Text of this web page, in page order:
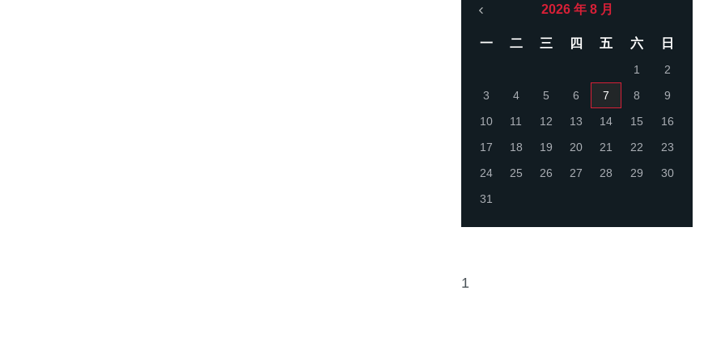
2026 年 8 月
一 二 三 四 五 六 日
1
2
3
4 5 6 7 8
9
10
11 12 13 14 15
16
17
18 19 20 21 22
23
24
25 26 27 28 29
30
31
1